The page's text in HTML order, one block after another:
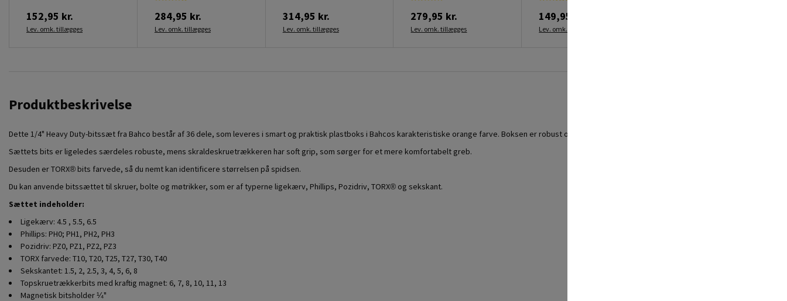
152,95 kr.
Lev. omk. tillægges
284,95 kr.
Lev. omk. tillægges
314,95 kr.
Lev. omk. tillægges
279,95 kr.
Lev. omk. tillægges
149,95 kr.
Lev. omk. tillægges
Produktbeskrivelse
Dette 1/4" Heavy Duty-bitssæt fra Bahco består af 36 dele, som leveres i smart og praktisk plastboks i Bahcos karakteristiske orange farve. Boksen er robust og beskytter effektivt indholdet.
Sættets bits er ligeledes særdeles robuste, mens skraldeskruetrækkeren har soft grip, som sørger for et mere komfortabelt greb.
Desuden er TORX® bits farvede, så du nemt kan identificere størrelsen på spidsen.
Du kan anvende bitssættet til skruer, bolte og møtrikker, som er af typerne ligekærv, Phillips, Pozidriv, TORX® og sekskant.
Sættet indeholder:
Ligekærv: 4.5 , 5.5, 6.5
Phillips: PH0; PH1, PH2, PH3
Pozidriv: PZ0, PZ1, PZ2, PZ3
TORX farvede: T10, T20, T25, T27, T30, T40
Sekskantet: 1.5, 2, 2.5, 3, 4, 5, 6, 8
Topskruetrækkerbits med kraftig magnet: 6, 7, 8, 10, 11, 13
Magnetisk bitsholder ¼"